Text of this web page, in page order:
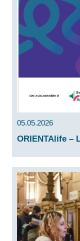
05.05.2026
ORIENTAlife –